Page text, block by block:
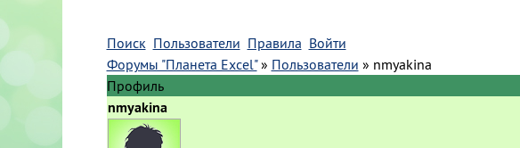
Поиск Пользователи Правила Войти
Форумы "Планета Excel" » Пользователи » nmyakina
Профиль
nmyakina